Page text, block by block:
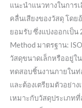
แนะนำแนวทางในการ
คลื่นเสียงของวัสดุ โดย
ยอมรับ ซึ่งแบ่งออกเป็น
Method มาตรฐาน:
วัสดุขนาดเล็กหรืออยู่ใ
ทดสอบชิ้นงานภายใน
และต้องเตรียมตัวอย่า
เหมาะกับวัสดุประเภท